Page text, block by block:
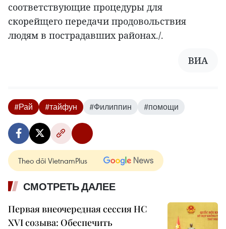
соответствующие процедуры для
скорейщего передачи продовольствия
людям в пострадавших районах./.
ВИА
#Рай #тайфун #Филиппин #помощи
Theo dõi VietnamPlus
СМОТРЕТЬ ДАЛЕЕ
Первая внеочередная сессия НС
XVI созыва: Обеспечить